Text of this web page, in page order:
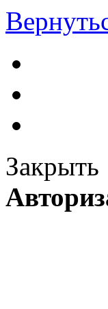
Закрыть